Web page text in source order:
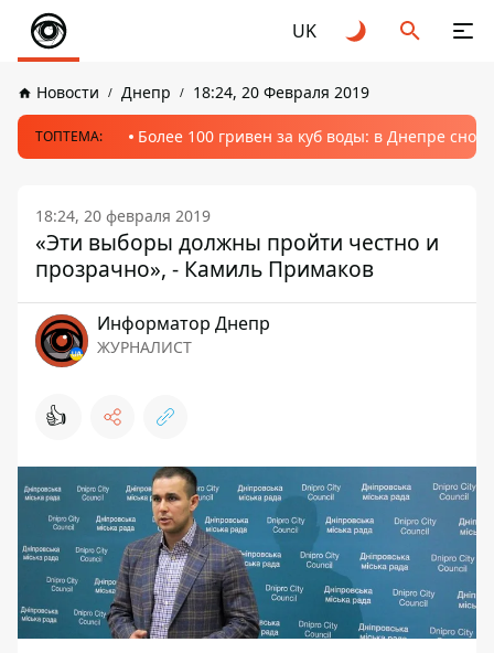
UK
Новости Днепр 18:24, 20 Февраля 2019
ТОПТЕМА: Более 100 гривен за куб воды: в Днепре
18:24, 20 февраля 2019
«Эти выборы должны пройти честно и
прозрачно», - Камиль Примаков
Информатор Днепр
ЖУРНАЛИСТ
👍